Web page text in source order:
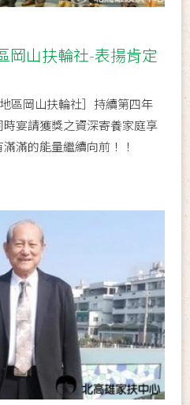
岡山扶輪社-表揚肯定
區岡山扶輪社］持續第四年
宴請獲獎之資深寄養家庭享
滿的能量繼續向前！！